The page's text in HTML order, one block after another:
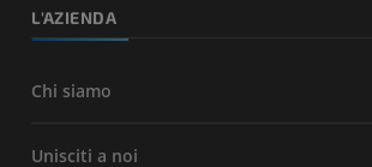
L'AZIENDA
Chi siamo
Unisciti a noi